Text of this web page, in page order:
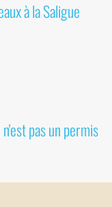
à la Saligue
pas un permis